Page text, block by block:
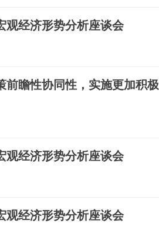
观经济形势分析座谈会
前瞻性协同性，实施更加积
观经济形势分析座谈会
观经济形势分析座谈会